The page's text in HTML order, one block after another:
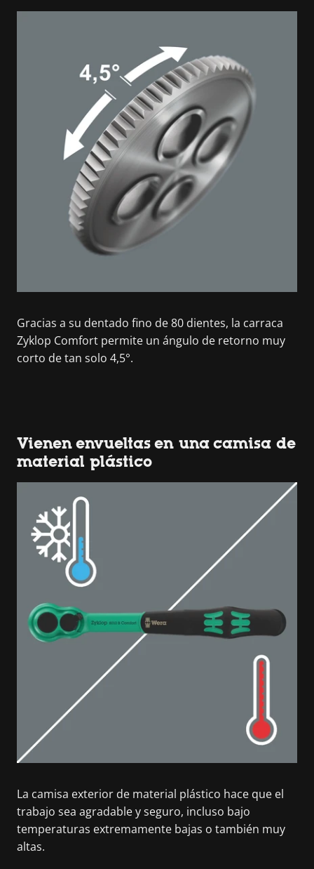
Gracias a su dentado fino de 80 dientes, la carraca
Zyklop Comfort permite un ángulo de retorno muy
corto de tan solo 4,5°.
Vienen envueltas en una camisa de
material plástico
La camisa exterior de material plástico hace que el
trabajo sea agradable y seguro, incluso bajo
temperaturas extremamente bajas o también muy
altas.